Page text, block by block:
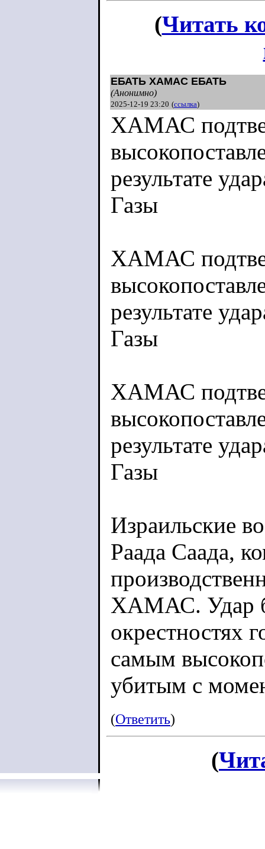
(Читать
ЕБАТЬ ХАМАС ЕБАТЬ
(Анонимно)
2025-12-19 23:20 (ссылка)
ХАМАС
результате
Газы
ХАМАС
результате
Газы
ХАМАС
результате
Газы
Израильские
Раада Саада,
ХАМАС. Удар
окрестностях
самым
убитым с
соглашения о
ХАМАС
одного из
(Ответить)
(